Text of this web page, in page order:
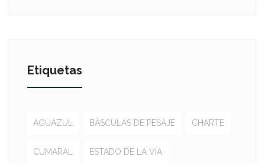
Etiquetas
AGUAZUL BÁSCULAS DE PESAJE CHARTE
CUMARAL ESTADO DE LA VÍA